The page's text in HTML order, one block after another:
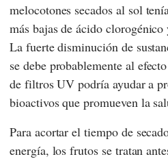
melocotones secados al sol
más bajas de ácido
La fuerte disminución de
se debe probablemente al
de filtros UV podría ayudar a
bioactivos que promueven la
Para acortar el tiempo de
energía, los frutos se tratan